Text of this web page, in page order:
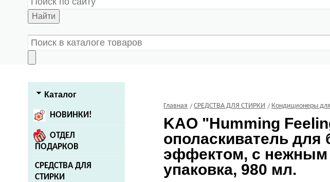
Найти
Каталог
НОВИНКИ!
ОТДЕЛ
ПОДАРКОВ
СРЕДСТВА ДЛЯ
СТИРКИ
Главная СРЕДСТВА ДЛЯ СТИРКИ Кондиционеры
KAO "Humming
ополаскиватель для
эффектом, с нежным
упаковка, 980 мл.